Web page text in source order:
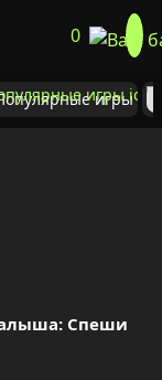
0
игры
Спеши